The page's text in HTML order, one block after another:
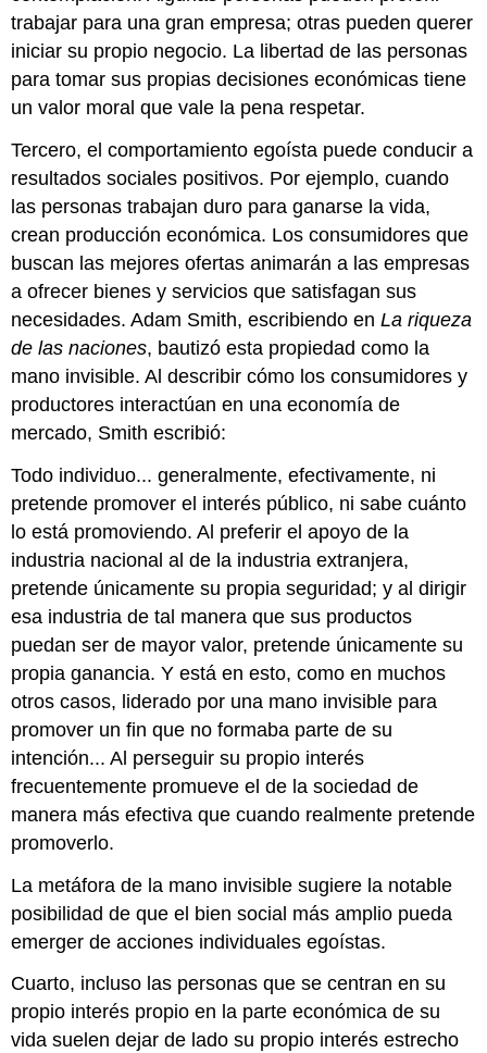
trabajar para una gran empresa; otras pueden querer
iniciar su propio negocio. La libertad de las personas
para tomar sus propias decisiones económicas tiene
un valor moral que vale la pena respetar.
Tercero, el comportamiento egoísta puede conducir a
resultados sociales positivos. Por ejemplo, cuando
las personas trabajan duro para ganarse la vida,
crean producción económica. Los consumidores que
buscan las mejores ofertas animarán a las empresas
a ofrecer bienes y servicios que satisfagan sus
necesidades. Adam Smith, escribiendo enLa riqueza
de las naciones, bautizó esta propiedad como la
mano invisible. Al describir cómo los consumidores y
productores interactúan en una economía de
mercado, Smith escribió:
Todo individuo... generalmente, efectivamente, ni
pretende promover el interés público, ni sabe cuánto
lo está promoviendo. Al preferir el apoyo de la
industria nacional al de la industria extranjera,
pretende únicamente su propia seguridad; y al dirigir
esa industria de tal manera que sus productos
puedan ser de mayor valor, pretende únicamente su
propia ganancia. Y está en esto, como en muchos
otros casos, liderado por una mano invisible para
promover un fin que no formaba parte de su
intención... Al perseguir su propio interés
frecuentemente promueve el de la sociedad de
manera más efectiva que cuando realmente pretende
promoverlo.
La metáfora de la mano invisible sugiere la notable
posibilidad de que el bien social más amplio pueda
emerger de acciones individuales egoístas.
Cuarto, incluso las personas que se centran en su
propio interés propio en la parte económica de su
vida suelen dejar de lado su propio interés estrecho